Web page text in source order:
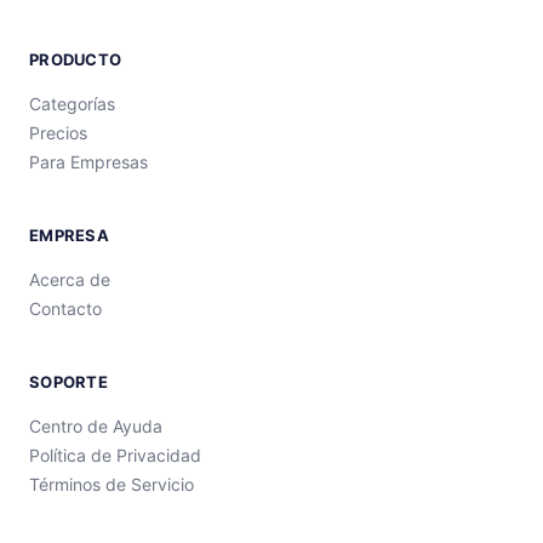
PRODUCTO
Categorías
Precios
Para Empresas
EMPRESA
Acerca de
Contacto
SOPORTE
Centro de Ayuda
Política de Privacidad
Términos de Servicio